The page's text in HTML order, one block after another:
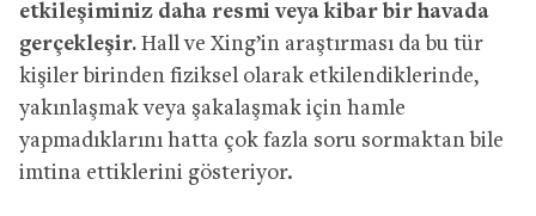
etkileşiminiz daha resmi veya kibar bir havada
gerçekleşir. Hall ve Xing’in araştırması da bu tür
kişiler birinden fiziksel olarak etkilendiklerinde,
yakınlaşmak veya şakalaşmak için hamle
yapmadıklarını hatta çok fazla soru sormaktan bile
imtina ettiklerini gösteriyor.